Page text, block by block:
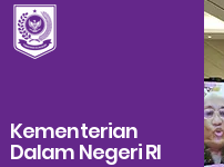
Kementerian
Dalam Negeri RI